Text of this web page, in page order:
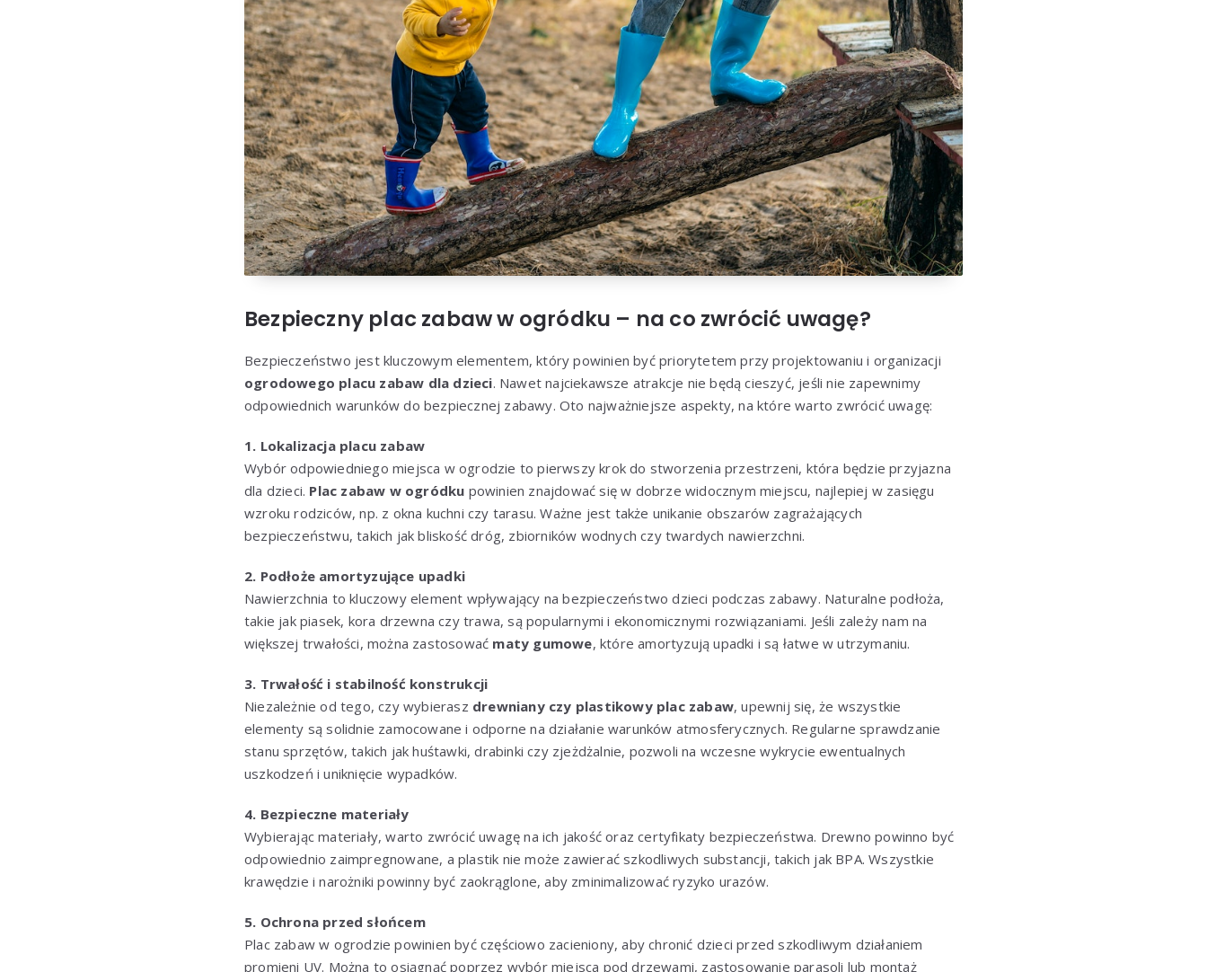
Bezpieczny plac zabaw w ogródku – na co zwrócić uwagę?
Bezpieczeństwo jest kluczowym elementem, który powinien być priorytetem przy projektowaniu i organizacji
ogrodowego placu zabaw dla dzieci. Nawet najciekawsze atrakcje nie będą cieszyć, jeśli nie zapewnimy
odpowiednich warunków do bezpiecznej zabawy. Oto najważniejsze aspekty, na które warto zwrócić uwagę:
1. Lokalizacja placu zabaw
Wybór odpowiedniego miejsca w ogrodzie to pierwszy krok do stworzenia przestrzeni, która będzie przyjazna
dla dzieci. Plac zabaw w ogródku powinien znajdować się w dobrze widocznym miejscu, najlepiej w zasięgu
wzroku rodziców, np. z okna kuchni czy tarasu. Ważne jest także unikanie obszarów zagrażających
bezpieczeństwu, takich jak bliskość dróg, zbiorników wodnych czy twardych nawierzchni.
2. Podłoże amortyzujące upadki
Nawierzchnia to kluczowy element wpływający na bezpieczeństwo dzieci podczas zabawy. Naturalne podłoża,
takie jak piasek, kora drzewna czy trawa, są popularnymi i ekonomicznymi rozwiązaniami. Jeśli zależy nam na
większej trwałości, można zastosować maty gumowe, które amortyzują upadki i są łatwe w utrzymaniu.
3. Trwałość i stabilność konstrukcji
Niezależnie od tego, czy wybierasz drewniany czy plastikowy plac zabaw, upewnij się, że wszystkie
elementy są solidnie zamocowane i odporne na działanie warunków atmosferycznych. Regularne sprawdzanie
stanu sprzętów, takich jak huśtawki, drabinki czy zjeżdżalnie, pozwoli na wczesne wykrycie ewentualnych
uszkodzeń i uniknięcie wypadków.
4. Bezpieczne materiały
Wybierając materiały, warto zwrócić uwagę na ich jakość oraz certyfikaty bezpieczeństwa. Drewno powinno być
odpowiednio zaimpregnowane, a plastik nie może zawierać szkodliwych substancji, takich jak BPA. Wszystkie
krawędzie i narożniki powinny być zaokrąglone, aby zminimalizować ryzyko urazów.
5. Ochrona przed słońcem
Plac zabaw w ogrodzie powinien być częściowo zacieniony, aby chronić dzieci przed szkodliwym działaniem
promieni UV. Można to osiągnąć poprzez wybór miejsca pod drzewami, zastosowanie parasoli lub montaż